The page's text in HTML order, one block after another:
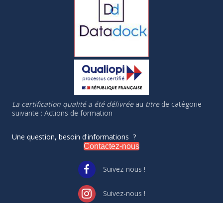
La certification qualité a été délivréeau titrede catégorie
suivante : Actions de formation
Une question, besoin d'informations ?
Contactez-nous
Suivez-nous !
Suivez-nous !